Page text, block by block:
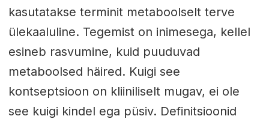
kasutatakse terminit metaboolselt terve
ülekaaluline. Tegemist on inimesega, kellel
esineb rasvumine, kuid puuduvad
metaboolsed häired. Kuigi see
kontseptsioon on kliiniliselt mugav, ei ole
see kuigi kindel ega püsiv. Definitsioonid